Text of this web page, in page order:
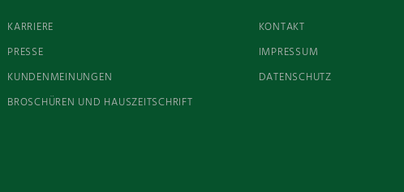
KARRIERE
PRESSE
KUNDENMEINUNGEN
BROSCHÜREN UND HAUSZEITSCHRIFT
KONTAKT
IMPRESSUM
DATENSCHUTZ